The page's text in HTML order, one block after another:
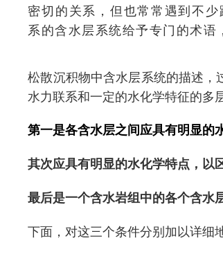
密切的关系，但也常常遇到不
系的含水层系统给予专门的术语
松散沉积物中含水层系统的描述，
水力联系和一定的水化学特征的多
第一是各含水层之间应具有明显的
其次应具有明显的水化学特点，以
最后是一个含水岩组中的各个含水
下面，对这三个条件分别加以详细